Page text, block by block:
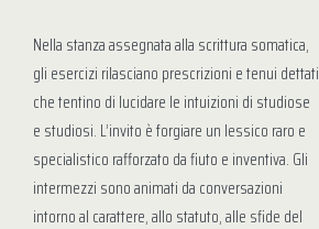
Nella stanza assegnata alla scrittura somatica,
gli esercizi rilasciano prescrizioni e tenui dettati
che tentino di lucidare le intuizioni di studiose
e studiosi. L’invito è forgiare un lessico raro e
specialistico rafforzato da fiuto e inventiva. Gli
intermezzi sono animati da conversazioni
intorno al carattere, allo statuto, alle sfide del